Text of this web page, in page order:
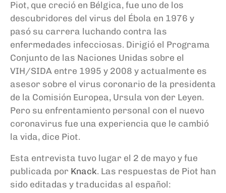
Piot, que creció en Bélgica, fue uno de los
descubridores del virus del Ébola en 1976 y
pasó su carrera luchando contra las
enfermedades infecciosas. Dirigió el Programa
Conjunto de las Naciones Unidas sobre el
VIH/SIDA entre 1995 y 2008 y actualmente es
asesor sobre el virus coronario de la presidenta
de la Comisión Europea, Ursula von der Leyen.
Pero su enfrentamiento personal con el nuevo
coronavirus fue una experiencia que le cambió
la vida, dice Piot.
Esta entrevista tuvo lugar el 2 de mayoy fue
publicada por Knack. Las respuestas de Piot han
sido editadas y traducidas al español: